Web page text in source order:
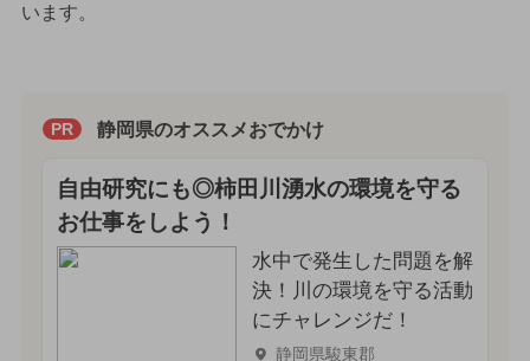
います。
PR 静岡県のオススメおでかけ
自由研究にも◎柿田川湧水の環境を守る
お仕事をしよう！
水中で発生した問題を解
決！川の環境を守る活動
にチャレンジだ！
静岡県駿東郡